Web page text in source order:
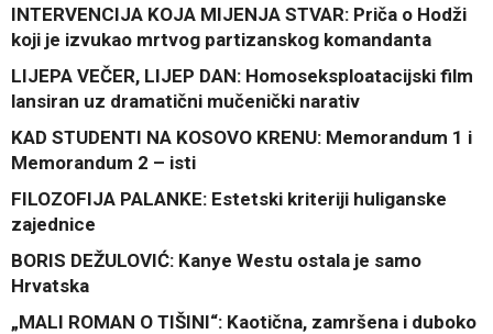
INTERVENCIJA KOJA MIJENJA STVAR: Priča o Hodži
koji je izvukao mrtvog partizanskog komandanta
LIJEPA VEČER, LIJEP DAN: Homoseksploatacijski film
lansiran uz dramatični mučenički narativ
KAD STUDENTI NA KOSOVO KRENU: Memorandum 1 i
Memorandum 2 – isti
FILOZOFIJA PALANKE: Estetski kriteriji huliganske
zajednice
BORIS DEŽULOVIĆ: Kanye Westu ostala je samo
Hrvatska
„MALI ROMAN O TIŠINI“: Kaotična, zamršena i duboko